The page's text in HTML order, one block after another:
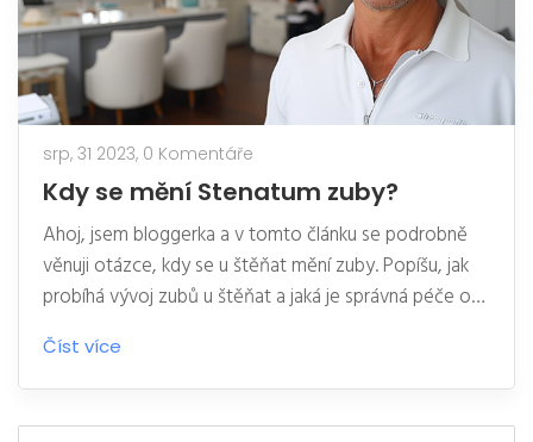
srp, 31 2023, 0 Komentáře
Kdy se mění Stenatum zuby?
Ahoj, jsem bloggerka a v tomto článku se podrobně
věnuji otázce, kdy se u štěňat mění zuby. Popíšu, jak
probíhá vývoj zubů u štěňat a jaká je správná péče o
jejich zuby v tomto období. Budu se také dotýkat
jakýchkoliv potíží, které by mohly během tohoto
období nastat. Připojte se ke mě a dozvíte se vše, co
potřebujete vědět o zdraví zubů vašeho štěněte.
Číst více